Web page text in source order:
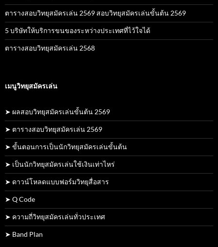
ตารางสอบวิทยุสมัครเล่น 2569 สอบวิทยุสมัครเล่นขั้นต้น 2569
5 บริษัทให้บริการขนของระหว่างประเทศที่ไว้ใจได้
ตารางสอบวิทยุสมัครเล่น 2568
เมนูวิทยุสมัครเล่น
➤ ผลสอบวิทยุสมัครเล่นขั้นต้น 2569
➤ ตารางสอบวิทยุสมัครเล่น 2569
➤ ขั้นตอนการเป็นนักวิทยุสมัครเล่นขั้นต้น
➤ เป็นนักวิทยุสมัครเล่นใช้เงินเท่าไหร่
➤ ดาวน์โหลดแบบฟอร์มวิทยุสื่อสาร
➤ Q Code
➤ ความถี่วิทยุสมัครเล่นทั่วประเทศ
➤ Band Plan